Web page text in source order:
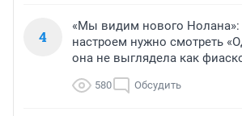
4
«Мы видим нового Нолана»:
настроем нужно смотреть
она не выглядела как
580 Обсудить